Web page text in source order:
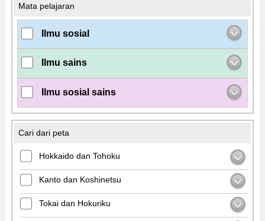
Mata pelajaran
Ilmu sosial
Ilmu sains
Ilmu sosial sains
Cari dari peta
Hokkaido dan Tohoku
Kanto dan Koshinetsu
Tokai dan Hokuriku